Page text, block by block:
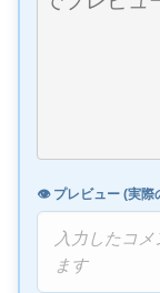
👁️ プレビュー (実際
入力したコ
ます